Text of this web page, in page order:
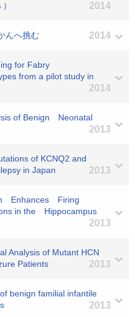
2014
んへ挑む 2014
for Fabry
from a pilot study in
2014
of Benign Neonatal
2013
of KCNQ2 and
in Japan
2013
Enhances Firing
in the Hippocampus
2013
Analysis of Mutant HCN
Patients
2013
benign familial infantile
2013